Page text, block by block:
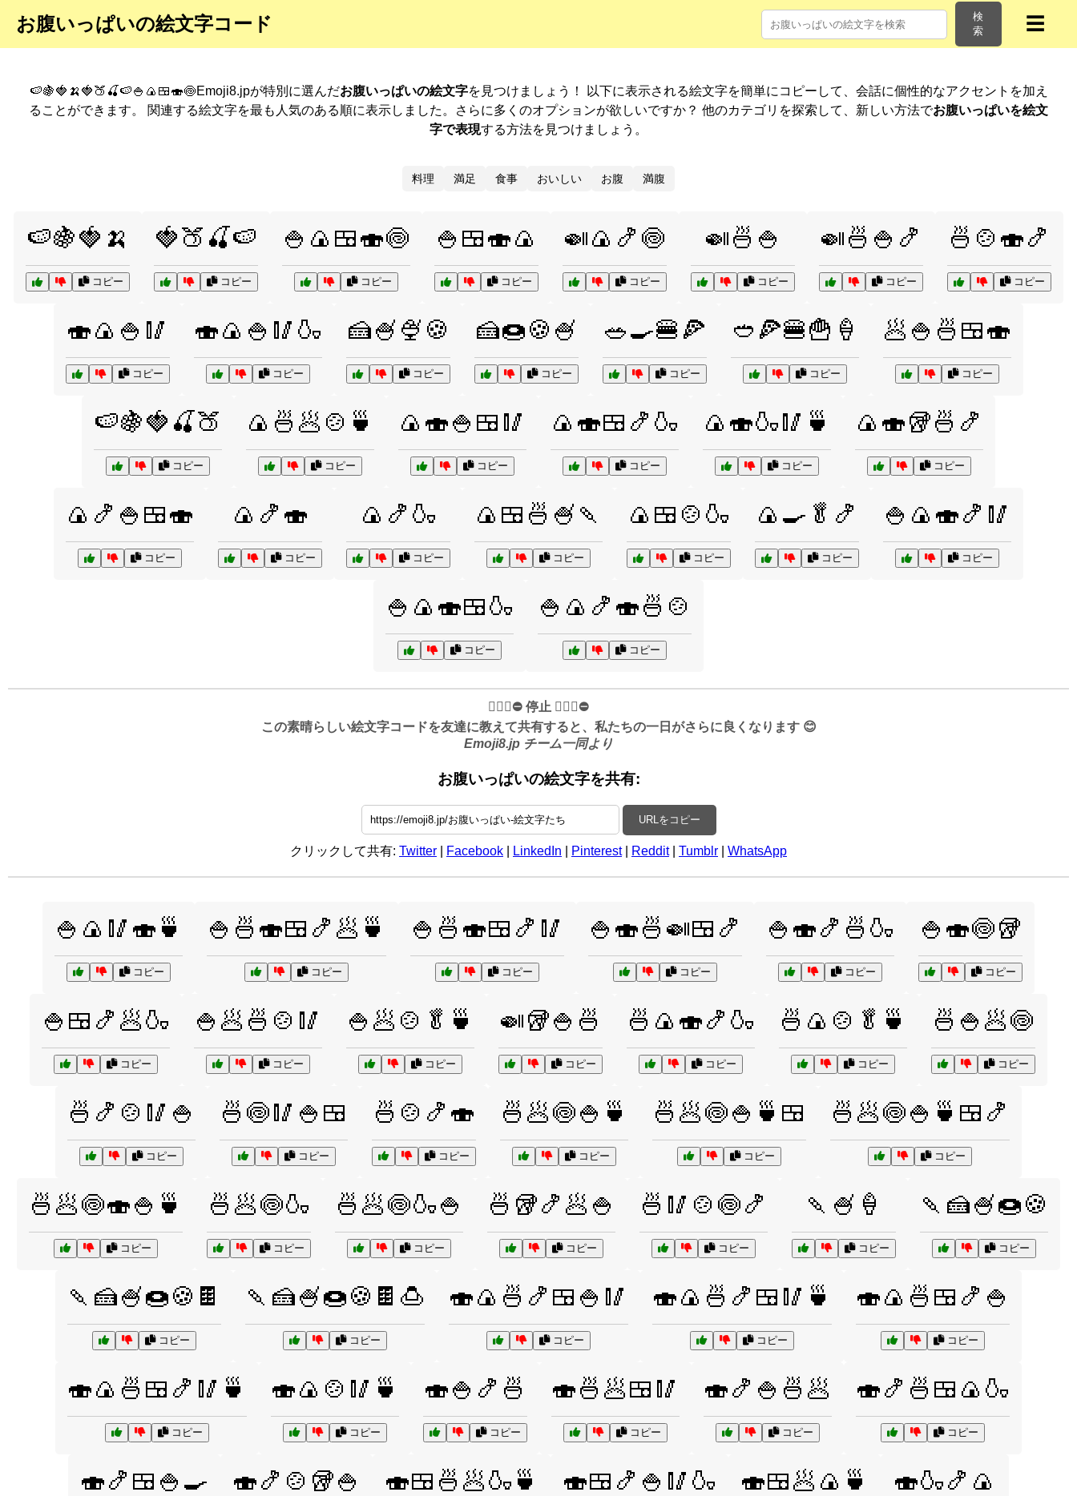
お腹いっぱいの絵文字コード
検
索
☰
🍉🍇🍓🍌🍓🍑🍒🍉🍚🍙🍱🍣🍥Emoji8.jpが特別に選んだお腹いっぱいの絵文字を見つけましょう！ 以下に表示される絵文字を簡単にコピーして、会話に個性的なアクセントを加え
ることができます。 関連する絵文字を最も人気のある順に表示しました。さらに多くのオプションが欲しいですか？ 他のカテゴリを探索して、新しい方法でお腹いっぱいを絵文
字で表現する方法を見つけましょう。
料理 満足 食事 おいしい お腹 満腹
🍉🍇🍓🍌
コピー
🍓🍑🍒🍉
コピー
🍚🍙🍱🍣🍥
コピー
🍚🍱🍣🍙
コピー
🍛🍙🍤🍥
コピー
🍛🍜🍚
コピー
🍛🍜🍚🍤
コピー
🍜🍲🍣🍤
コピー
🍣🍙🍚🥢
コピー
🍣🍙🍚🥢🍶
コピー
🍰🍧🍨🍪
コピー
🍰🍩🍪🍧
コピー
🥗🍳🍔🍕
コピー
🥙🍕🍔🍟🍦
コピー
🥟🍚🍜🍱🍣
コピー
🍉🍇🍓🍒🍑
コピー
🍙🍜🥟🍲🍵
コピー
🍙🍣🍚🍱🥢
コピー
🍙🍣🍱🍤🍶
コピー
🍙🍣🍶🥢🍵
コピー
🍙🍣🥡🍜🍤
コピー
🍙🍤🍚🍱🍣
コピー
🍙🍤🍣
コピー
🍙🍤🍶
コピー
🍙🍱🍜🍧🍡
コピー
🍙🍱🍲🍶
コピー
🍙🍳🥬🍤
コピー
🍚🍙🍣🍤🥢
コピー
🍚🍙🍣🍱🍶
コピー
🍚🍙🍤🍣🍜🍲
コピー
✋🏻🛑⛔️ 停止 ✋🏻🛑⛔️
この素晴らしい絵文字コードを友達に教えて共有すると、私たちの一日がさらに良くなります 😊
Emoji8.jp チーム一同より
お腹いっぱいの絵文字を共有:
URLをコピー
クリックして共有: Twitter Facebook LinkedIn Pinterest| Reddit| Tumblr WhatsApp
🍚🍙🥢🍣🍵
コピー
🍚🍜🍣🍱🍤🥟🍵
コピー
🍚🍜🍣🍱🍤🥢
コピー
🍚🍣🍜🍛🍱🍤
コピー
🍚🍣🍤🍜🍶
コピー
🍚🍣🍥🥡
コピー
🍚🍱🍤🥟🍶
コピー
🍚🥟🍜🍲🥢
コピー
🍚🥟🍲🥬🍵
コピー
🍛🥡🍚🍜
コピー
🍜🍙🍣🍤🍶
コピー
🍜🍙🍲🥬🍵
コピー
🍜🍚🥟🍥
コピー
🍜🍤🍲🥢🍚
コピー
🍜🍥🥢🍚🍱
コピー
🍜🍲🍤🍣
コピー
🍜🥟🍥🍚🍵
コピー
🍜🥟🍥🍚🍵🍱
コピー
🍜🥟🍥🍚🍵🍱🍤
コピー
🍜🥟🍥🍣🍚🍵
コピー
🍜🥟🍥🍶
コピー
🍜🥟🍥🍶🍚
コピー
🍜🥡🍤🥟🍚
コピー
🍜🥢🍲🍥🍤
コピー
🍡🍧🍦
コピー
🍡🍰🍧🍩🍪
コピー
🍡🍰🍧🍩🍪🍫
コピー
🍡🍰🍧🍩🍪🍫🍮
コピー
🍣🍙🍜🍤🍱🍚🥢
コピー
🍣🍙🍜🍤🍱🥢🍵
コピー
🍣🍙🍜🍱🍤🍚
コピー
🍣🍙🍜🍱🍤🥢🍵
コピー
🍣🍙🍲🥢🍵
コピー
🍣🍚🍤🍜
コピー
🍣🍜🥟🍱🥢
コピー
🍣🍤🍚🍜🥟
コピー
🍣🍤🍜🍱🍙🍶
コピー
🍣🍤🍱🍚🍳 🍣🍤🍲🥡🍚 🍣🍱🍜🥟🍶🍵 🍣🍱🍤🍚🥢🍶 🍣🍱🥟🍙🍵 🍣🍶🍤🍙